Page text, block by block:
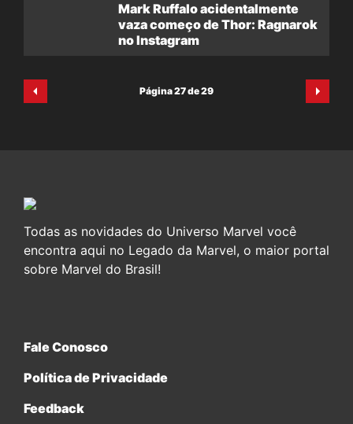
Mark Ruffalo acidentalmente
vaza começo de Thor: Ragnarok
no Instagram
Página 27 de 29
Todas as novidades do Universo Marvel você
encontra aqui no Legado da Marvel, o maior portal
sobre Marvel do Brasil!
Fale Conosco
Política de Privacidade
Feedback